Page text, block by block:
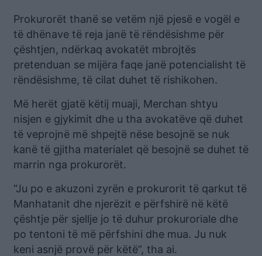
Prokurorët thanë se vetëm një pjesë e vogël e
të dhënave të reja janë të rëndësishme për
çështjen, ndërkaq avokatët mbrojtës
pretenduan se mijëra faqe janë potencialisht të
rëndësishme, të cilat duhet të rishikohen.
Më herët gjatë këtij muaji, Merchan shtyu
nisjen e gjykimit dhe u tha avokatëve që duhet
të veprojnë më shpejtë nëse besojnë se nuk
kanë të gjitha materialet që besojnë se duhet të
marrin nga prokurorët.
“Ju po e akuzoni zyrën e prokurorit të qarkut të
Manhatanit dhe njerëzit e përfshirë në këtë
çështje për sjellje jo të duhur prokuroriale dhe
po tentoni të më përfshini dhe mua. Ju nuk
keni asnjë provë për këtë”, tha ai.